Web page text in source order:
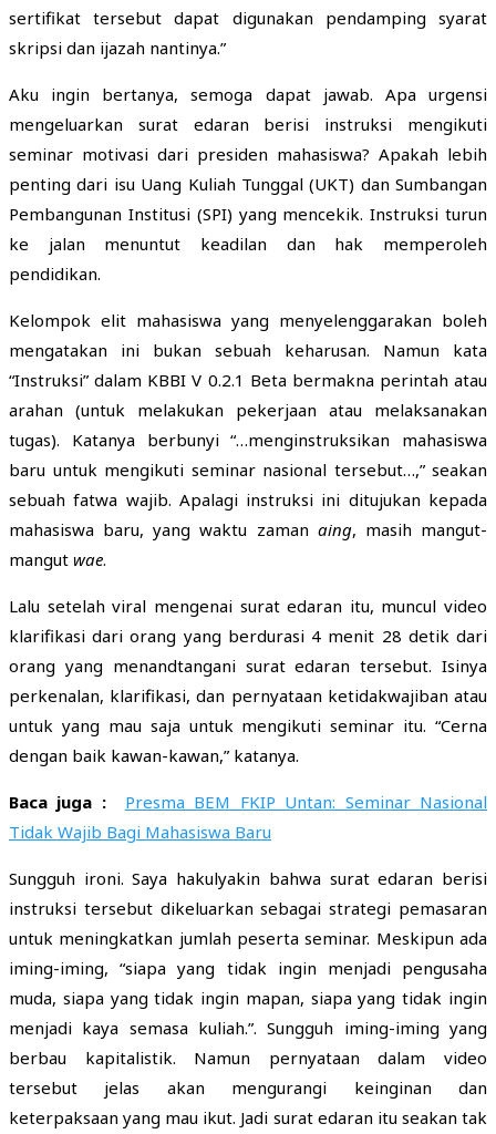
sertifikat tersebut dapat digunakan pendamping syarat
skripsi dan ijazah nantinya.”
Aku ingin bertanya, semoga dapat jawab. Apa urgensi
mengeluarkan surat edaran berisi instruksi mengikuti
seminar motivasi dari presiden mahasiswa? Apakah lebih
penting dari isu Uang Kuliah Tunggal (UKT) dan Sumbangan
Pembangunan Institusi (SPI) yang mencekik. Instruksi turun
ke jalan menuntut keadilan dan hak memperoleh
pendidikan.
Kelompok elit mahasiswa yang menyelenggarakan boleh
mengatakan ini bukan sebuah keharusan. Namun kata
“Instruksi” dalam KBBI V 0.2.1 Beta bermakna perintah atau
arahan (untuk melakukan pekerjaan atau melaksanakan
tugas). Katanya berbunyi “…menginstruksikan mahasiswa
baru untuk mengikuti seminar nasional tersebut…,” seakan
sebuah fatwa wajib. Apalagi instruksi ini ditujukan kepada
mahasiswa baru, yang waktu zaman aing, masih mangut-
mangut wae.
Lalu setelah viral mengenai surat edaran itu, muncul video
klarifikasi dari orang yang berdurasi 4 menit 28 detik dari
orang yang menandtangani surat edaran tersebut. Isinya
perkenalan, klarifikasi, dan pernyataan ketidakwajiban atau
untuk yang mau saja untuk mengikuti seminar itu. “Cerna
dengan baik kawan-kawan,” katanya.
Baca juga :
Presma BEM FKIP Untan: Seminar Nasional
Tidak Wajib Bagi Mahasiswa Baru
Sungguh ironi. Saya hakulyakin bahwa surat edaran berisi
instruksi tersebut dikeluarkan sebagai strategi pemasaran
untuk meningkatkan jumlah peserta seminar. Meskipun ada
iming-iming, “siapa yang tidak ingin menjadi pengusaha
muda, siapa yang tidak ingin mapan, siapa yang tidak ingin
menjadi kaya semasa kuliah.”. Sungguh iming-iming yang
berbau kapitalistik. Namun pernyataan dalam video
tersebut jelas akan mengurangi keinginan dan
keterpaksaan yang mau ikut. Jadi surat edaran itu seakan tak